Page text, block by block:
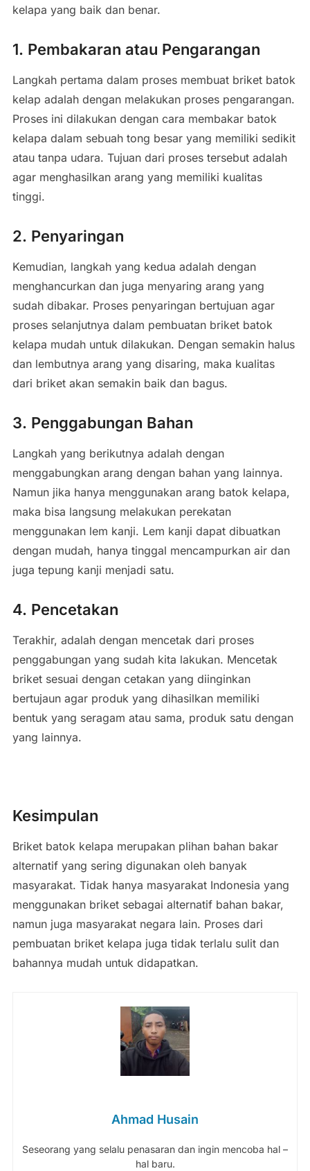
kelapa yang baik dan benar.
1. Pembakaran atau Pengarangan
Langkah pertama dalam proses membuat briket batok
kelap adalah dengan melakukan proses pengarangan.
Proses ini dilakukan dengan cara membakar batok
kelapa dalam sebuah tong besar yang memiliki sedikit
atau tanpa udara. Tujuan dari proses tersebut adalah
agar menghasilkan arang yang memiliki kualitas
tinggi.
2. Penyaringan
Kemudian, langkah yang kedua adalah dengan
menghancurkan dan juga menyaring arang yang
sudah dibakar. Proses penyaringan bertujuan agar
proses selanjutnya dalam pembuatan briket batok
kelapa mudah untuk dilakukan. Dengan semakin halus
dan lembutnya arang yang disaring, maka kualitas
dari briket akan semakin baik dan bagus.
3. Penggabungan Bahan
Langkah yang berikutnya adalah dengan
menggabungkan arang dengan bahan yang lainnya.
Namun jika hanya menggunakan arang batok kelapa,
maka bisa langsung melakukan perekatan
menggunakan lem kanji. Lem kanji dapat dibuatkan
dengan mudah, hanya tinggal mencampurkan air dan
juga tepung kanji menjadi satu.
4. Pencetakan
Terakhir, adalah dengan mencetak dari proses
penggabungan yang sudah kita lakukan. Mencetak
briket sesuai dengan cetakan yang diinginkan
bertujaun agar produk yang dihasilkan memiliki
bentuk yang seragam atau sama, produk satu dengan
yang lainnya.
Kesimpulan
Briket batok kelapa merupakan plihan bahan bakar
alternatif yang sering digunakan oleh banyak
masyarakat. Tidak hanya masyarakat Indonesia yang
menggunakan briket sebagai alternatif bahan bakar,
namun juga masyarakat negara lain. Proses dari
pembuatan briket kelapa juga tidak terlalu sulit dan
bahannya mudah untuk didapatkan.
Ahmad Husain
Seseorang yang selalu penasaran dan ingin mencoba hal –
hal baru.